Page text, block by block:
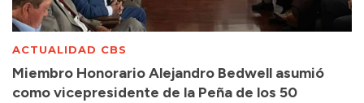
ACTUALIDAD CBS
Miembro Honorario Alejandro Bedwell asumió
como vicepresidente de la Peña de los 50